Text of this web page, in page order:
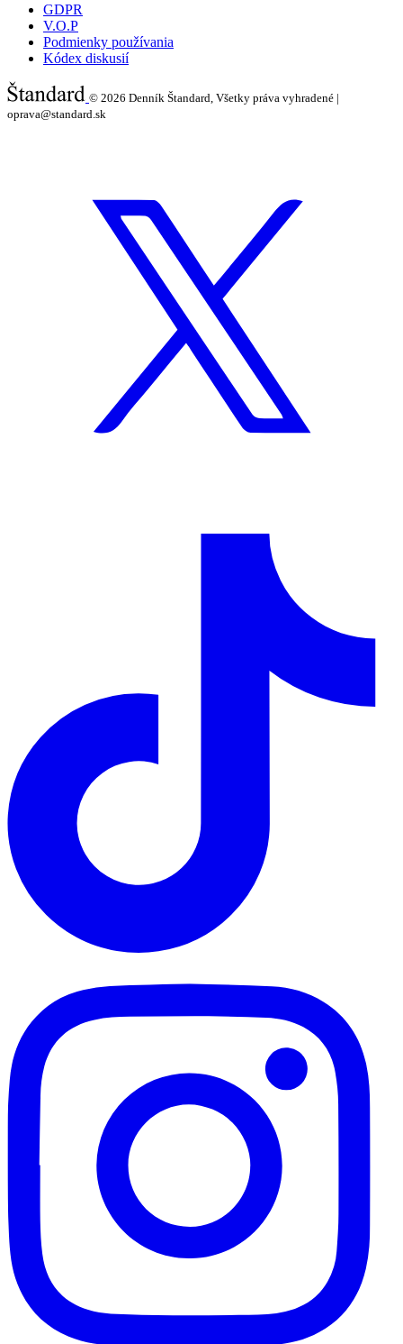
GDPR
V.O.P
Podmienky používania
Kódex diskusií
© 2026 Denník Štandard, Všetky práva vyhradené |
oprava@standard.sk